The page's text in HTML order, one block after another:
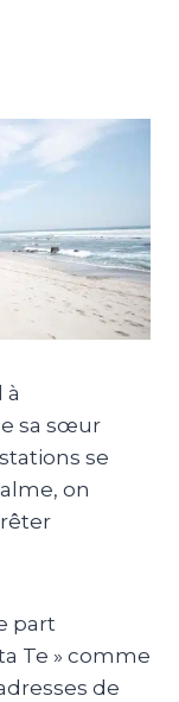
à
sa sœur
se
on
part
Te » comme
de